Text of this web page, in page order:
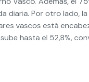
diaria. Por otro lado,
vascos está
hasta el 52,8%,